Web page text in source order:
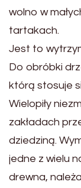
wolno w
tartakach.
Jest to
Do obróbki
którą stosuje
Wielopiły
zakładach
dziedziną.
jedne z wielu
drewna,